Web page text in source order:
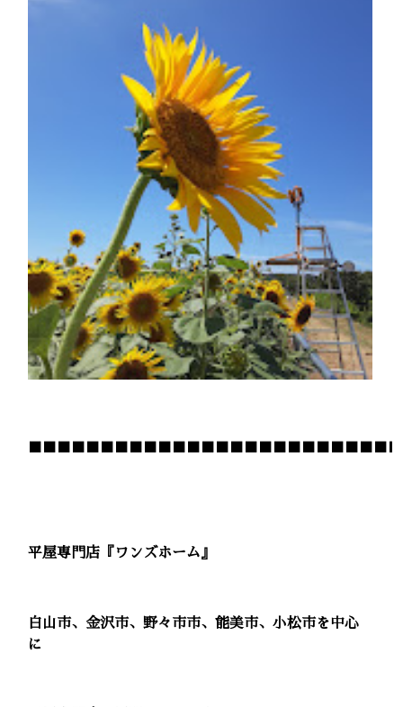
平屋専門店『ワンズホーム』
白山市、金沢市、野々市市、能美市、小松市を中心
に